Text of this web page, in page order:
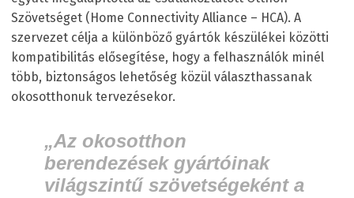
Szövetséget (Home Connectivity Alliance – HCA). A
szervezet célja a különböző gyártók készülékei közötti
kompatibilitás elősegítése, hogy a felhasználók minél
több, biztonságos lehetőség közül választhassanak
okosotthonuk tervezésekor.
„Az okosotthon
berendezések gyártóinak
világszintű szövetségeként a